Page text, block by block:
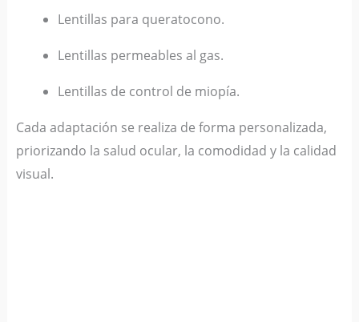
Lentillas para queratocono.
Lentillas permeables al gas.
Lentillas de control de miopía.
Cada adaptación se realiza de forma personalizada,
priorizando la salud ocular, la comodidad y la calidad
visual.